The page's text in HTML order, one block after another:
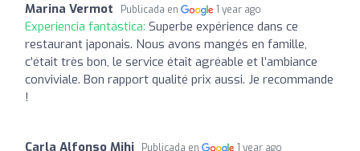
Marina Vermot Publicada en 1 year ago
Experiencia fantástica: Superbe expérience dans ce
restaurant japonais. Nous avons mangés en famille,
c’était très bon, le service était agréable et l’ambiance
conviviale. Bon rapport qualité prix aussi. Je recommande
!
Carla Alfonso Mihi Publicada en 1 year ago